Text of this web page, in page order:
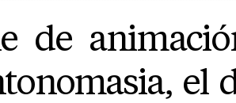
de
el